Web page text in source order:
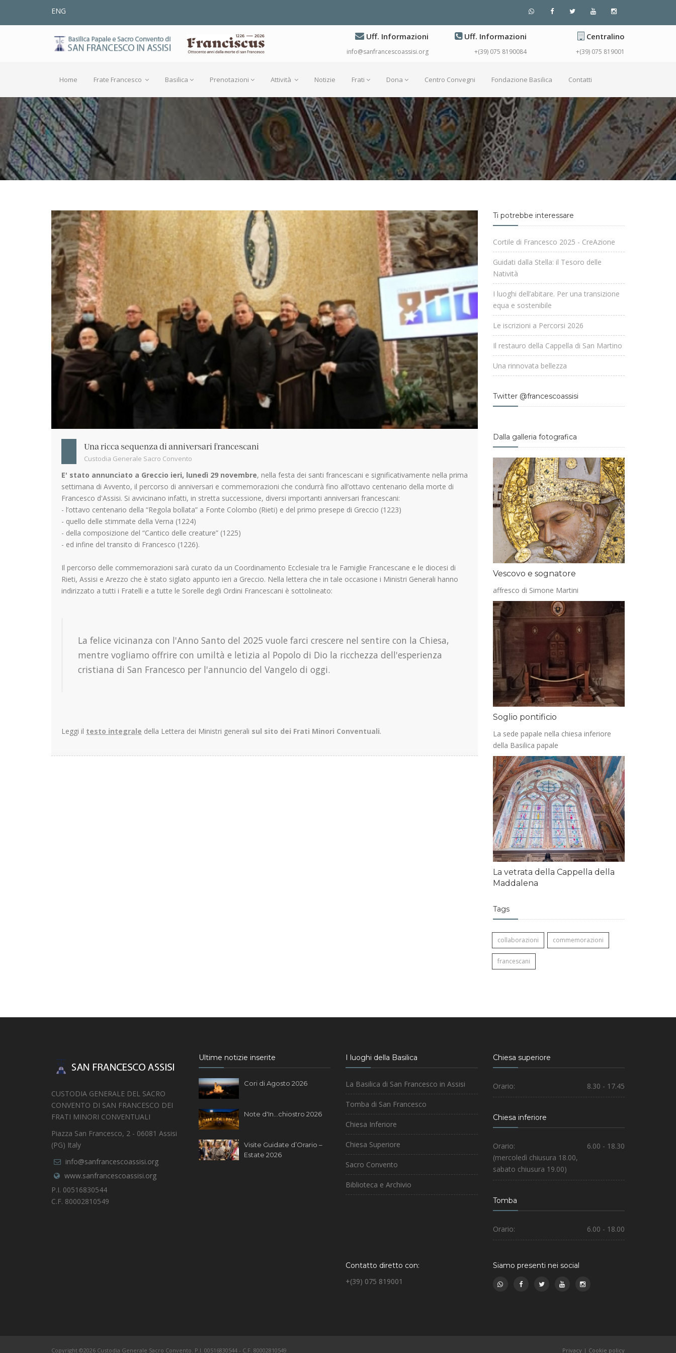
ENG
Uff. Informazioni
info@sanfrancescoassisi.org
Uff. Informazioni
+(39) 075 8190084
Centralino
+(39) 075 819001
Home Frate Francesco Basilica Prenotazioni Attività Notizie Frati Dona Centro Convegni Fondazione Basilica Contatti
Una ricca sequenza di anniversari francescani
Custodia Generale Sacro Convento
E' stato annunciato a Greccio ieri, lunedì 29 novembre, nella festa dei santi francescani e significativamente nella prima
settimana di Avvento, il percorso di anniversari e commemorazioni che condurrà fino all’ottavo centenario della morte di
Francesco d'Assisi. Si avvicinano infatti, in stretta successione, diversi importanti anniversari francescani:
- l’ottavo centenario della “Regola bollata” a Fonte Colombo (Rieti) e del primo presepe di Greccio (1223)
- quello delle stimmate della Verna (1224)
- della composizione del “Cantico delle creature” (1225)
- ed infine del transito di Francesco (1226).
Il percorso delle commemorazioni sarà curato da un Coordinamento Ecclesiale tra le Famiglie Francescane e le diocesi di
Rieti, Assisi e Arezzo che è stato siglato appunto ieri a Greccio. Nella lettera che in tale occasione i Ministri Generali hanno
indirizzato a tutti i Fratelli e a tutte le Sorelle degli Ordini Francescani è sottolineato:
La felice vicinanza con l'Anno Santo del 2025 vuole farci crescere nel sentire con la Chiesa,
mentre vogliamo offrire con umiltà e letizia al Popolo di Dio la ricchezza dell'esperienza
cristiana di San Francesco per l'annuncio del Vangelo di oggi.
Leggi il testo integrale della Lettera dei Ministri generali sul sito dei Frati Minori Conventuali.
Ti potrebbe interessare
Cortile di Francesco 2025 - CreAzione
Guidati dalla Stella: il Tesoro delle
Natività
I luoghi dell’abitare. Per una transizione
equa e sostenibile
Le iscrizioni a Percorsi 2026
Il restauro della Cappella di San Martino
Una rinnovata bellezza
Twitter @francescoassisi
Dalla galleria fotografica
Vescovo e sognatore
affresco di Simone Martini
Soglio pontificio
La sede papale nella chiesa inferiore
della Basilica papale
La vetrata della Cappella della
Maddalena
Tags
collaborazioni commemorazioni
francescani
CUSTODIA GENERALE DEL SACRO
CONVENTO DI SAN FRANCESCO DEI
FRATI MINORI CONVENTUALI
Piazza San Francesco, 2 - 06081 Assisi
(PG) Italy
info@sanfrancescoassisi.org
www.sanfrancescoassisi.org
P.I. 00516830544
C.F. 80002810549
Ultime notizie inserite
Cori di Agosto 2026
Note d'In...chiostro 2026
Visite Guidate d’Orario –
Estate 2026
I luoghi della Basilica
La Basilica di San Francesco in Assisi
Tomba di San Francesco
Chiesa Inferiore
Chiesa Superiore
Sacro Convento
Biblioteca e Archivio
Chiesa superiore
Orario: 8.30 - 17.45
Chiesa inferiore
Orario:
6.00 - 18.30
(mercoledì chiusura 18.00,
sabato chiusura 19.00)
Tomba
Orario: 6.00 - 18.00
Contatto diretto con:
+(39) 075 819001
Siamo presenti nei social
Copyright ©2026 Custodia Generale Sacro Convento. P.I. 00516830544 - C.F. 80002810549 Privacy | Cookie policy